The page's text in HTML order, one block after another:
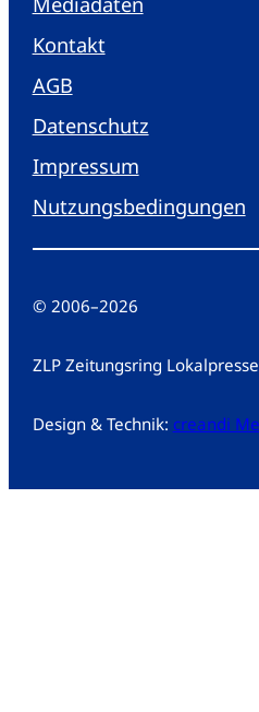
Kontakt
AGB
Datenschutz
Impressum
Nutzungsbedingungen
© 2006–2026
ZLP Zeitungsring
Design & Technik: creandi